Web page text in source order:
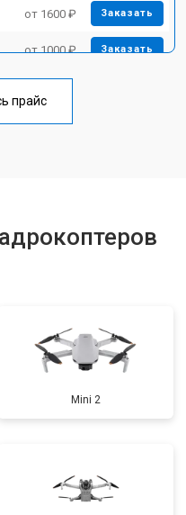
от 1600 ₽ Заказать
от 1000 ₽ Заказать
от 2800 ₽
прайс
Mini 2